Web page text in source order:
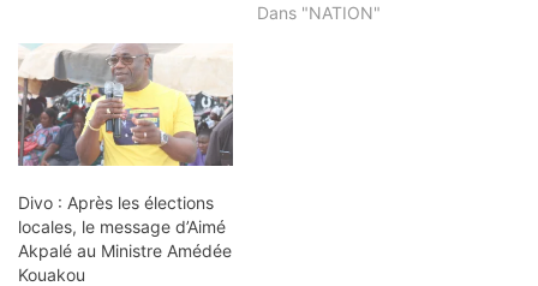
Dans "NATION"
Divo : Après les élections
locales, le message d’Aimé
Akpalé au Ministre Amédée
Kouakou